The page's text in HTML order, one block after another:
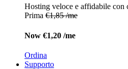
Hosting veloce e affidabile con
Prima €1,85 /me
Now €1,20 /me
Ordina
Supporto